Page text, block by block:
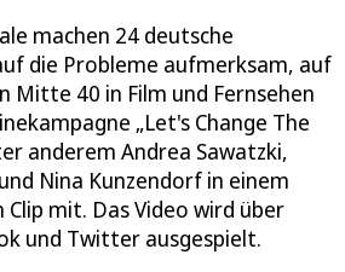
machen 24 deutsche
die Probleme aufmerksam, auf
Mitte 40 in Film und Fernsehen
„Let's Change The
anderem Andrea Sawatzki,
Nina Kunzendorf in einem
mit. Das Video wird über
und Twitter ausgespielt.